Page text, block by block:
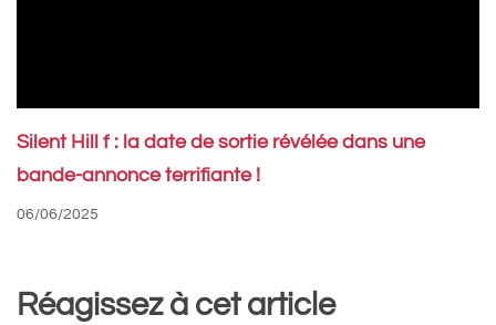
Silent Hill f : la date de sortie révélée dans une
bande-annonce terrifiante !
06/06/2025
Réagissez à cet article